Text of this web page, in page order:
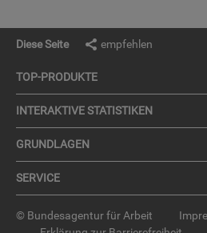
Diese Seite empfehlen
TOP-PRO­DUK­TE
IN­TER­AK­TI­VE STA­TIS­TI­KEN
GRUND­LA­GEN
SER­VICE
© Bundesagentur für Arbeit